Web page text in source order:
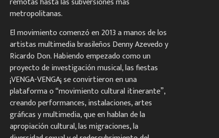
metropolitanas.
El movimiento comenzó en 2013 a manos de los
artistas multimedia brasileños Denny Azevedo y
Ricardo Don. Habiendo empezado como un
proyecto de investigación musical, las fiestas
¡VENGA-VENGA¡ se convirtieron en una
plataforma o “movimiento cultural itinerante”,
creando performances, instalaciones, artes
gráficas y multimedia, que en hablan de la
apropiación cultural, las migraciones, la